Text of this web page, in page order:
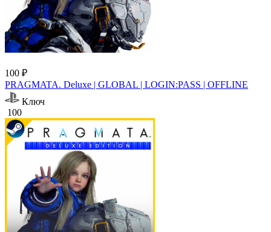
100 ₽
PRAGMATA. Deluxe | GLOBAL | LOGIN:PASS | OFFLINE
Ключ
100